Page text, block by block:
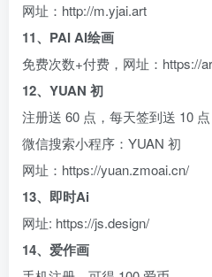
网址：http://m.yjai.art
11、PAI AI绘画
免费次数+付费，网址：https://
12、YUAN 初
注册送 60 点，每天签到送 10
微信搜索小程序：YUAN 初
网址：https://yuan.zmoai.cn/
13、即时Ai
网址: https://js.design/
14、爱作画